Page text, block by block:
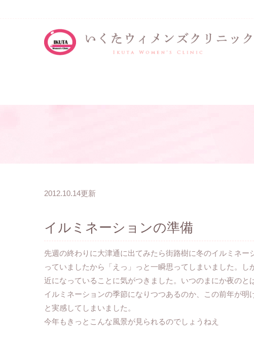
2012.10.14更新
イルミネーションの準備
先週の終わりに大津通に出てみたら街路樹に冬のイルミネ
っていましたから「えっ」っと一瞬思ってしまいました。
近になっていることに気がつきました。いつのまにか夜の
イルミネーションの季節になりつつあるのか、この前年が
と実感してしまいました。
今年もきっとこんな風景が見られるのでしょうねえ